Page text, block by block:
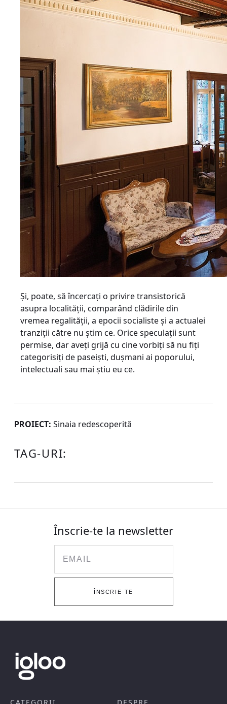
Şi, poate, să încercaţi o privire transistorică
asupra localităţii, comparând clădirile din
vremea regalităţii, a epocii socialiste şi a actualei
tranziţii către nu ştim ce. Orice speculaţii sunt
permise, dar aveţi grijă cu cine vorbiţi să nu fiţi
categorisiţi de paseişti, duşmani ai poporului,
intelectuali sau mai ştiu eu ce.
PROIECT: Sinaia redescoperită
TAG-URI:
Înscrie-te la newsletter
ÎNSCRIE-TE